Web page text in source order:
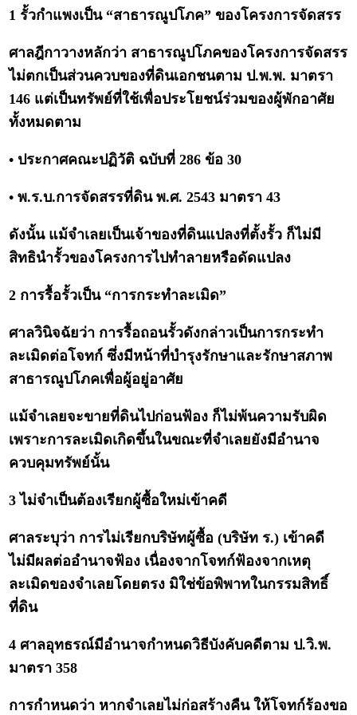
1 รั้วกำแพงเป็น “สาธารณูปโภค” ของโครงการจัดสรร
ศาลฎีกาวางหลักว่า สาธารณูปโภคของโครงการจัดสรร
ไม่ตกเป็นส่วนควบของที่ดินเอกชนตาม ป.พ.พ. มาตรา
146 แต่เป็นทรัพย์ที่ใช้เพื่อประโยชน์ร่วมของผู้พักอาศัย
ทั้งหมดตาม
• ประกาศคณะปฏิวัติ ฉบับที่ 286 ข้อ 30
• พ.ร.บ.การจัดสรรที่ดิน พ.ศ. 2543 มาตรา 43
ดังนั้น แม้จำเลยเป็นเจ้าของที่ดินแปลงที่ตั้งรั้ว ก็ไม่มี
สิทธินำรั้วของโครงการไปทำลายหรือดัดแปลง
2 การรื้อรั้วเป็น “การกระทำละเมิด”
ศาลวินิจฉัยว่า การรื้อถอนรั้วดังกล่าวเป็นการกระทำ
ละเมิดต่อโจทก์ ซึ่งมีหน้าที่บำรุงรักษาและรักษาสภาพ
สาธารณูปโภคเพื่อผู้อยู่อาศัย
แม้จำเลยจะขายที่ดินไปก่อนฟ้อง ก็ไม่พ้นความรับผิด
เพราะการละเมิดเกิดขึ้นในขณะที่จำเลยยังมีอำนาจ
ควบคุมทรัพย์นั้น
3 ไม่จำเป็นต้องเรียกผู้ซื้อใหม่เข้าคดี
ศาลระบุว่า การไม่เรียกบริษัทผู้ซื้อ (บริษัท ร.) เข้าคดี
ไม่มีผลต่ออำนาจฟ้อง เนื่องจากโจทก์ฟ้องจากเหตุ
ละเมิดของจำเลยโดยตรง มิใช่ข้อพิพาทในกรรมสิทธิ์
ที่ดิน
4 ศาลอุทธรณ์มีอำนาจกำหนดวิธีบังคับคดีตาม ป.วิ.พ.
มาตรา 358
การกำหนดว่า หากจำเลยไม่ก่อสร้างคืน ให้โจทก์ร้องขอ